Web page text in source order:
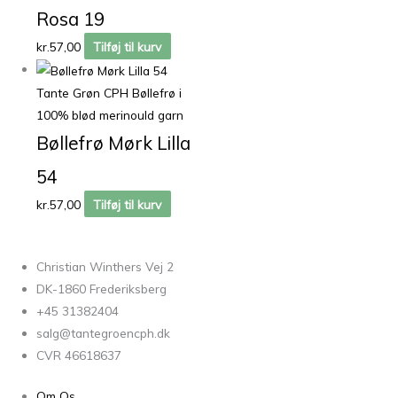
Rosa 19
kr.57,00 Tilføj til kurv
Tante Grøn CPH Bøllefrø i
100% blød merinould garn
Bøllefrø Mørk Lilla
54
kr.57,00 Tilføj til kurv
Christian Winthers Vej 2
DK-1860 Frederiksberg
+45 31382404
salg@tantegroencph.dk
CVR 46618637